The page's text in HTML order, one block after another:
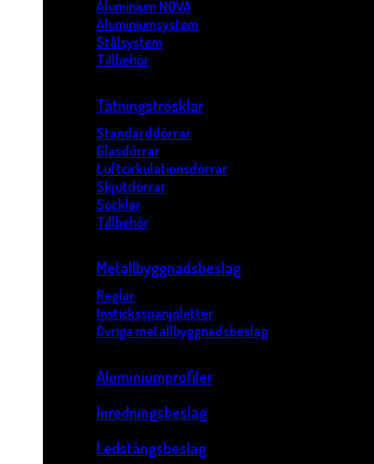
Aluminium NOVA
Aluminiumsystem
Stålsystem
Tillbehör
Tätningströsklar
Standarddörrar
Glasdörrar
Luftcirkulationsdörrar
Skjutdörrar
Socklar
Tillbehör
Metallbyggnadsbeslag
Reglar
Insticksspanjoletter
Övriga metallbyggnadsbeslag
Aluminiumprofiler
Inredningsbeslag
Ledstångsbeslag